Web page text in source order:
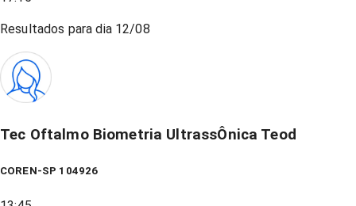
Resultados para dia 12/08
Tec Oftalmo Biometria UltrassÔnica Teod
COREN-SP 104926